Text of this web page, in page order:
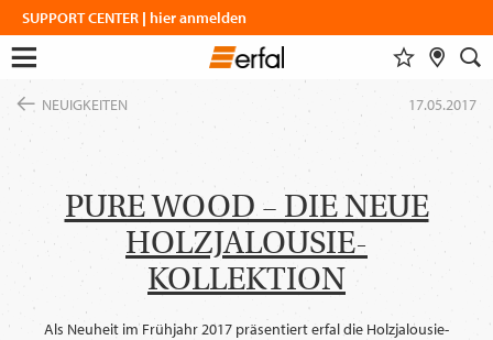
Zum
springen
Menu
öffnen
MERKLISTE
FACHHÄNDLERSUCHE
GoogleMaps
Einmalig erlauben
Immer erlauben
SUCHE
DESIGN & INSPIRATION
DESIGNFINDER
WOHNINSPIRATIONEN
SCHATTENFINDER
FARBGRUPPENFINDER
PRODUKTE
SICHT- & SONNENSCHUTZ
INSEKTENSCHUTZ
VORHANGSTANGEN & -SCHIENEN
COFLEX FARBPROGRAMM
UNTERNEHMEN
MESSEN
SERVICE
ÜBER ERFAL
KARRIERE
MAGAZIN
EINBLICKE
SUPPORT CENTER | hier anmelden
NEUIGKEITEN 17.05.2017
PURE WOOD – DIE NEUE
HOLZJALOUSIE-
KOLLEKTION
Als Neuheit im Frühjahr 2017 präsentiert erfal die Holzjalousie-